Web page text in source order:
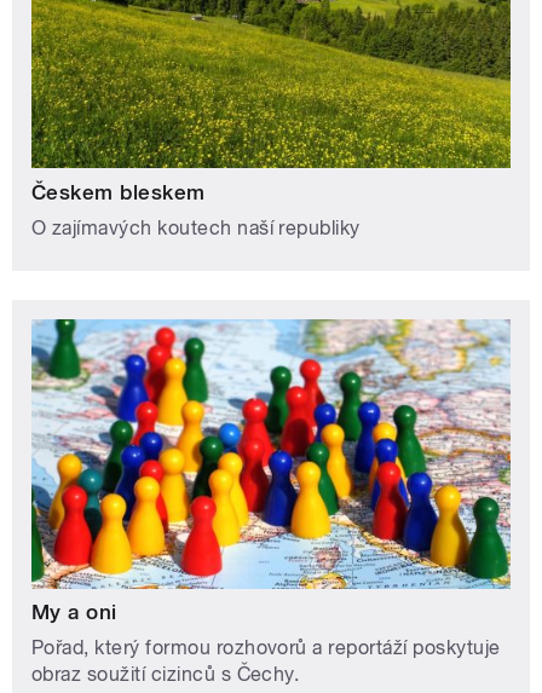
Českem bleskem
O zajímavých koutech naší republiky
My a oni
Pořad, který formou rozhovorů a reportáží poskytuje
obraz soužití cizinců s Čechy.